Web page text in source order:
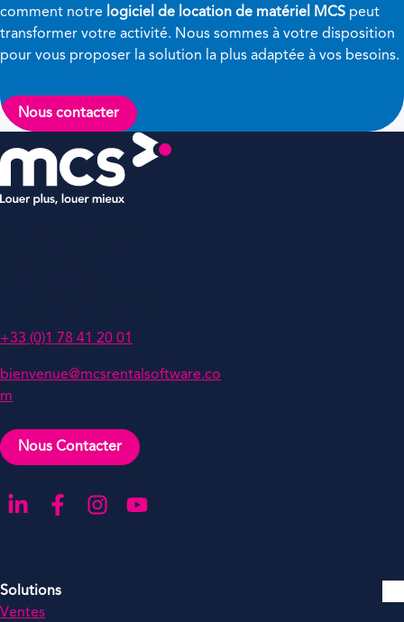
comment notre logiciel de location de matériel MCS peut
transformer votre activité. Nous sommes à votre disposition
pour vous proposer la solution la plus adaptée à vos besoins.
Nous contacter
+33 (0)1 78 41 20 01
bienvenue@mcsrentalsoftware.co
m
Nous Contacter
Aller sur notre page LinkedIn
Aller sur notre page Facebook
Aller sur notre compte Instagram
Aller sur notre chaîne YouTube
Solutions
Ventes